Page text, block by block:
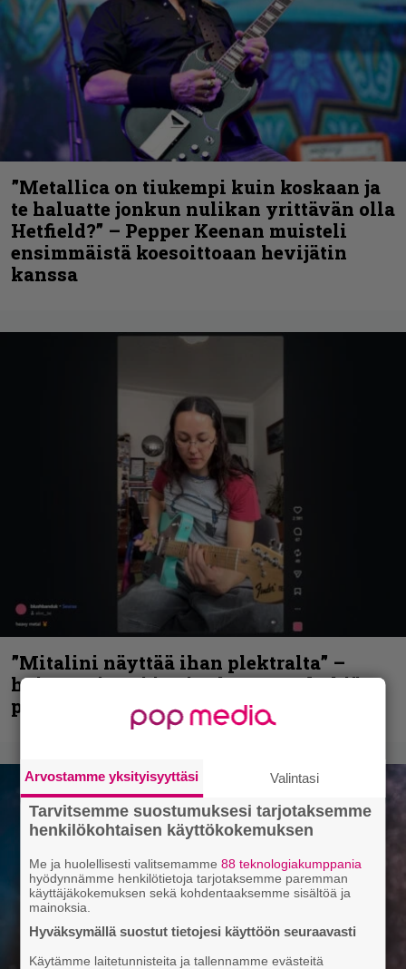
”Metallica on tiukempi kuin koskaan ja
te haluatte jonkun nulikan yrittävän olla
Hetfield?” – Pepper Keenan muisteli
ensimmäistä koesoittoaan hevijätin
kanssa
”Mitalini näyttää ihan plektralta” –
huippu-uimari jamittelee Megadethiä
palkinnollaan
Arvostamme yksityisyyttäsi Valintasi
Tarvitsemme suostumuksesi tarjotaksemme
henkilökohtaisen käyttökokemuksen
Me ja huolellisesti valitsemamme88 teknologiakumppania
hyödynnämme henkilötietoja tarjotaksemme paremman
käyttäjäkokemuksen sekä kohdentaaksemme sisältöä ja
mainoksia.
Hyväksymällä suostut tietojesi käyttöön seuraavasti
Käytämme laitetunnisteita ja tallennamme evästeitä